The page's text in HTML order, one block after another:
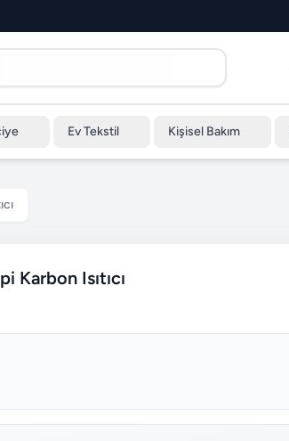
Ev Tekstil Kişisel Bakım
Karbon Isıtıcı